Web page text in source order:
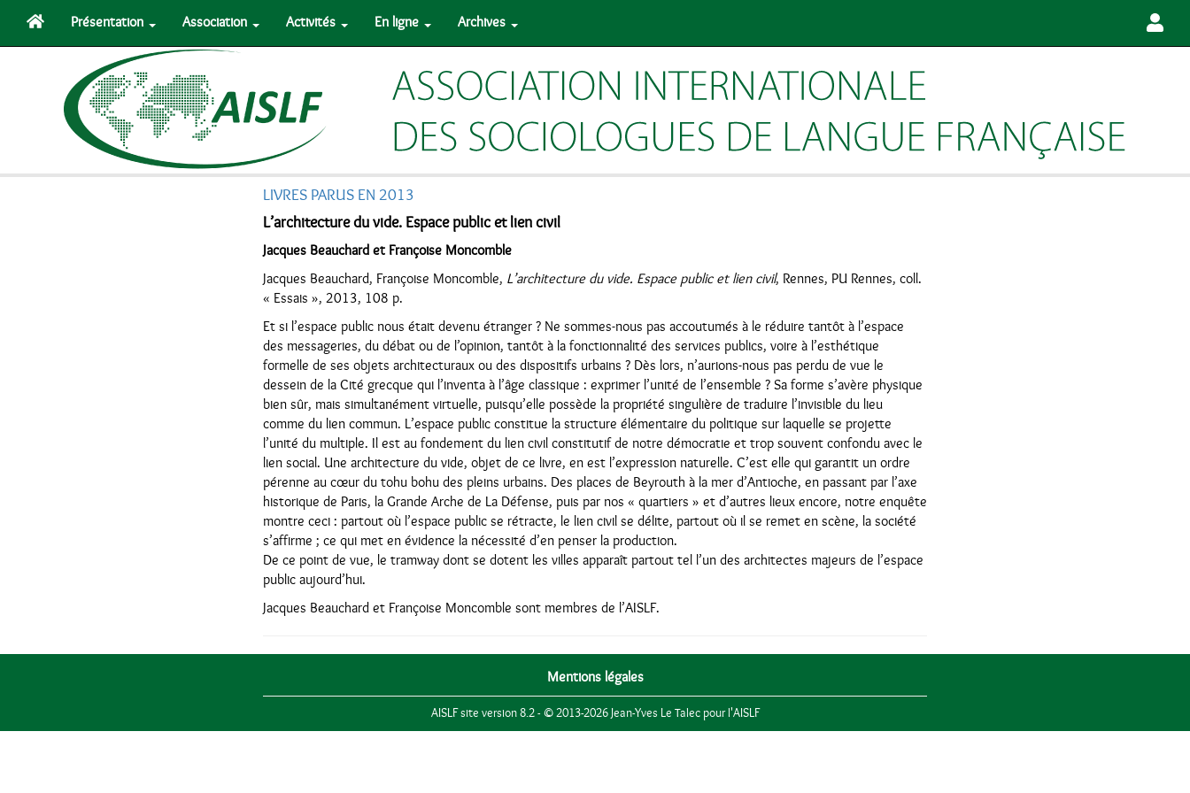
Présentation Association Activités En ligne Archives
LIVRES PARUS EN 2013
L’architecture du vide. Espace public et lien civil
Jacques Beauchard et Françoise Moncomble
Jacques Beauchard, Françoise Moncomble, L’architecture du vide. Espace public et lien civil, Rennes, PU Rennes, coll.
« Essais », 2013, 108 p.
Et si l’espace public nous était devenu étranger ? Ne sommes-nous pas accoutumés à le réduire tantôt à l’espace
des messageries, du débat ou de l’opinion, tantôt à la fonctionnalité des services publics, voire à l’esthétique
formelle de ses objets architecturaux ou des dispositifs urbains ? Dès lors, n’aurions-nous pas perdu de vue le
dessein de la Cité grecque qui l’inventa à l’âge classique : exprimer l’unité de l’ensemble ? Sa forme s’avère physique
bien sûr, mais simultanément virtuelle, puisqu’elle possède la propriété singulière de traduire l’invisible du lieu
comme du lien commun. L’espace public constitue la structure élémentaire du politique sur laquelle se projette
l’unité du multiple. Il est au fondement du lien civil constitutif de notre démocratie et trop souvent confondu avec le
lien social. Une architecture du vide, objet de ce livre, en est l’expression naturelle. C’est elle qui garantit un ordre
pérenne au cœur du tohu bohu des pleins urbains. Des places de Beyrouth à la mer d’Antioche, en passant par l’axe
historique de Paris, la Grande Arche de La Défense, puis par nos « quartiers » et d’autres lieux encore, notre enquête
montre ceci : partout où l’espace public se rétracte, le lien civil se délite, partout où il se remet en scène, la société
s’affirme ; ce qui met en évidence la nécessité d’en penser la production.
De ce point de vue, le tramway dont se dotent les villes apparaît partout tel l’un des architectes majeurs de l’espace
public aujourd’hui.
Jacques Beauchard et Françoise Moncomble sont membres de l’AISLF.
Mentions légales
AISLF site version 8.2 - © 2013-2026 Jean-Yves Le Talec pour l'AISLF